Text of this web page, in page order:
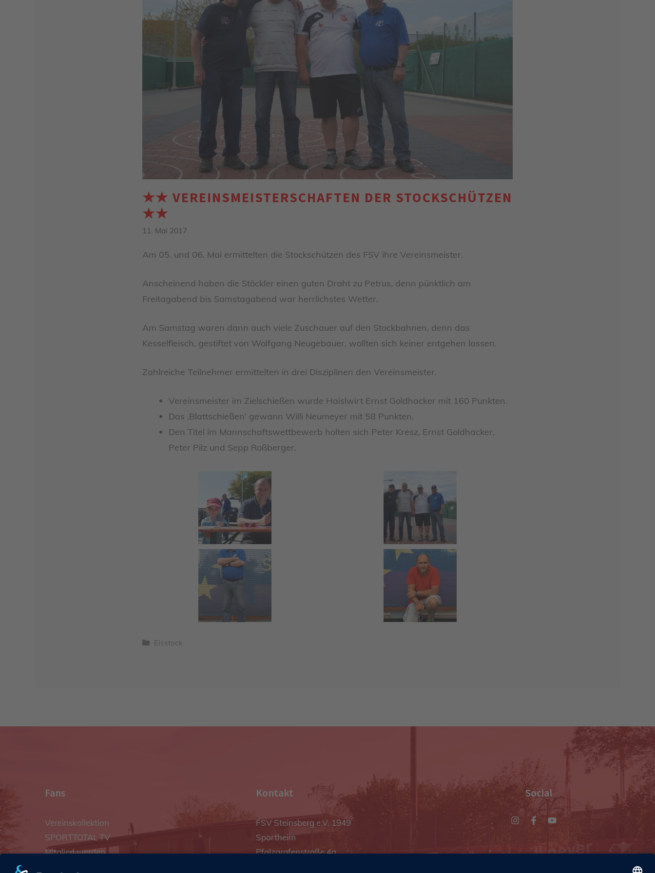
★★ VEREINSMEISTERSCHAFTEN DER STOCKSCHÜTZEN
★★
11. Mai 2017
Am 05. und 06. Mai ermittelten die Stockschützen des FSV ihre Vereinsmeister.
Anscheinend haben die Stöckler einen guten Draht zu Petrus, denn pünktlich am
Freitagabend bis Samstagabend war herrlichstes Wetter.
Am Samstag waren dann auch viele Zuschauer auf den Stockbahnen, denn das
Kesselfleisch, gestiftet von Wolfgang Neugebauer, wollten sich keiner entgehen lassen.
Zahlreiche Teilnehmer ermittelten in drei Disziplinen den Vereinsmeister.
Vereinsmeister im Zielschießen wurde Haislwirt Ernst Goldhacker mit 160 Punkten.
Das ‚Blattschießen‘ gewann Willi Neumeyer mit 58 Punkten.
Den Titel im Mannschaftswettbewerb holten sich Peter Kresz, Ernst Goldhacker,
Peter Pilz und Sepp Roßberger.
Kategorien
Eisstock
Fans
Vereinskollektion
SPORTTOTAL TV
Mitglied werden
Kontakt
FSV Steinsberg e.V. 1949
Sportheim
Pfalzgrafenstraße 4a
Social